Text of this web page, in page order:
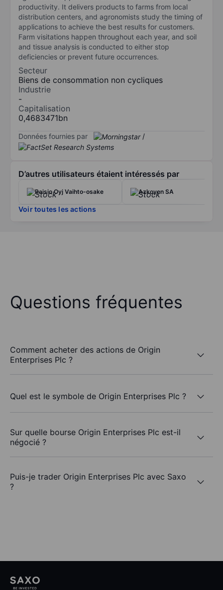
productivity. It delivers products to farms from local
distribution centers, and agronomists study the timing of
applications to achieve the best results for customers.
Farm visitations happen throughout each year, and soil
and tissue analysis is conducted to either stop
deficiencies or prevent future occurrences.
Secteur
Biens de consommation non cycliques
Industrie
-
Capitalisation
0,4683471bn
Données fournies par /
D’autres utilisateurs étaient intéressés par
Raisio Oyj Vaihto-osake Azkoyen SA
Voir toutes les actions
Questions fréquentes
Comment acheter des actions de Origin
Enterprises Plc ?
Quel est le symbole de Origin Enterprises Plc ?
Sur quelle bourse Origin Enterprises Plc est-il
négocié ?
Puis-je trader Origin Enterprises Plc avec Saxo
?